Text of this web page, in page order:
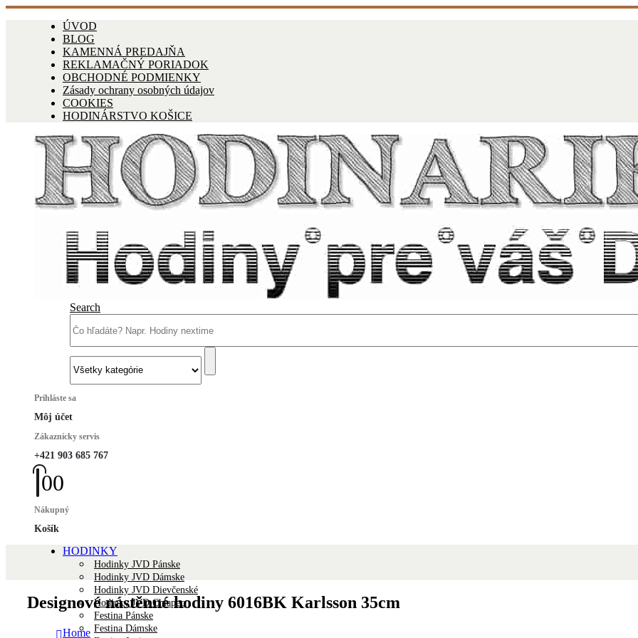
ÚVOD
BLOG
KAMENNÁ PREDAJŇA
REKLAMAČNÝ PORIADOK
OBCHODNÉ PODMIENKY
Zásady ochrany osobných údajov
COOKIES
HODINÁRSTVO KOŠICE
Search
Prihláste sa
Môj účet
Zákaznícky servis
+421 903 685 767
00
Nákupný
Košík
HODINKY
Hodinky JVD Pánske
Hodinky JVD Dámske
Hodinky JVD Dievčenské
Hodinky JVD Chlapec
Festina Pánske
Festina Dámske
Designové nástěnné hodiny 6016BK Karlsson 35cm
Home